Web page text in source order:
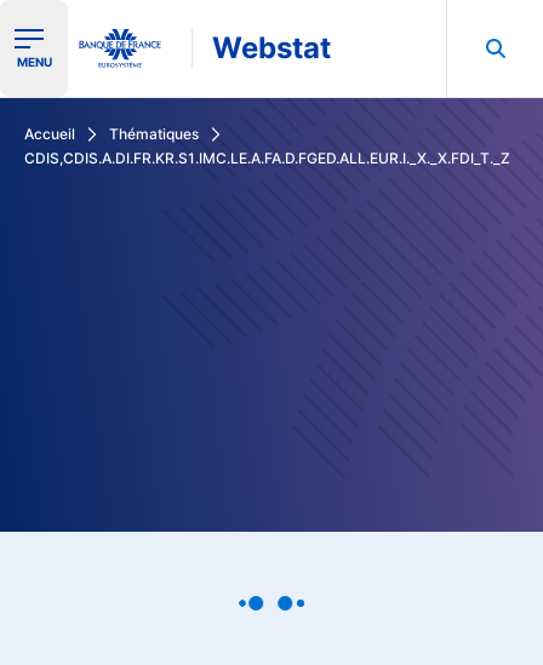
Ouvrir le menu de navigation
MENU Webstat
Accueil
Thématiques
CDIS,CDIS.A.DI.FR.KR.S1.IMC.LE.A.FA.D.FGED.ALL.EUR.I._X._X.FDI_T._Z